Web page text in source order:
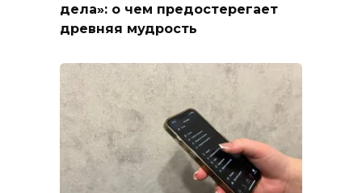
дела»: о чем предостерегает
древняя мудрость